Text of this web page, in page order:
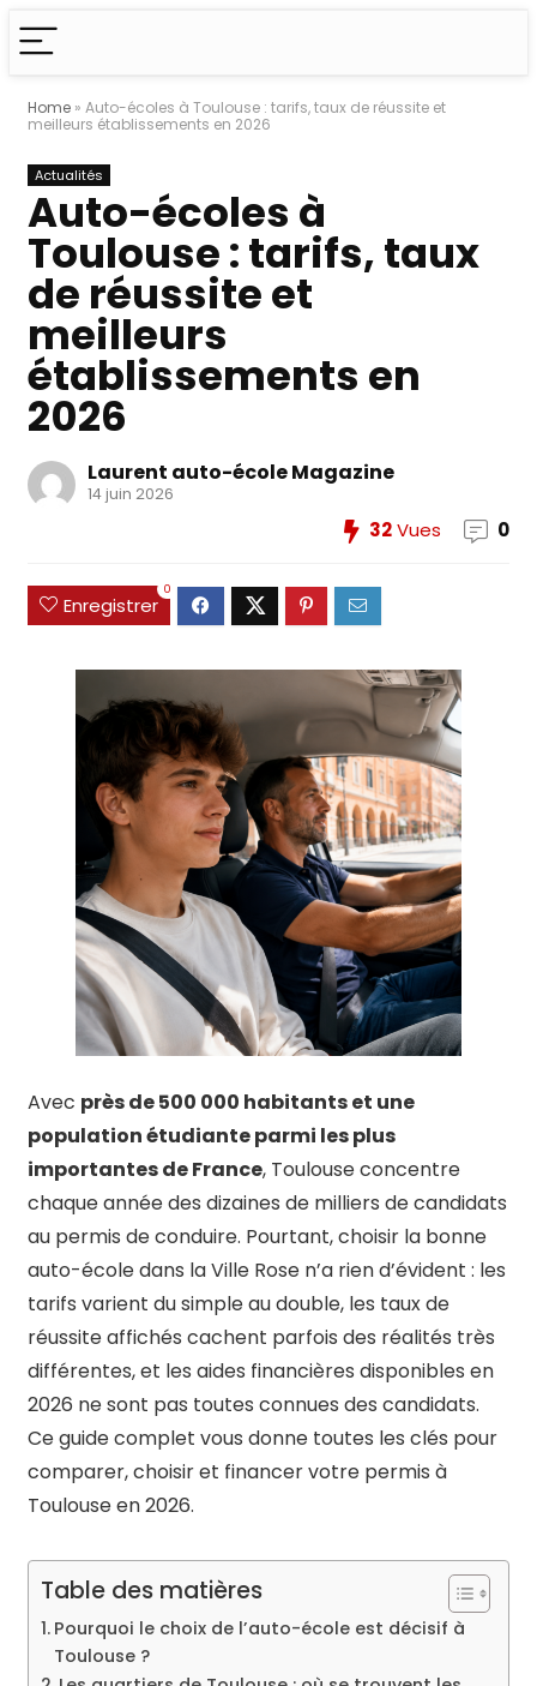
Home » Auto-écoles à Toulouse : tarifs, taux de réussite et
meilleurs établissements en 2026
Actualités
Auto-écoles à
Toulouse : tarifs, taux
de réussite et
meilleurs
établissements en
2026
Laurent auto-école Magazine
14 juin 2026
32Vues 0
Enregistrer
0
Avec près de 500 000 habitants et une
population étudiante parmi les plus
importantes de France, Toulouse concentre
chaque année des dizaines de milliers de candidats
au permis de conduire. Pourtant, choisir la bonne
auto-école dans la Ville Rose n’a rien d’évident : les
tarifs varient du simple au double, les taux de
réussite affichés cachent parfois des réalités très
différentes, et les aides financières disponibles en
2026 ne sont pas toutes connues des candidats.
Ce guide complet vous donne toutes les clés pour
comparer, choisir et financer votre permis à
Toulouse en 2026.
Table des matières
Pourquoi le choix de l’auto-école est décisif à
Toulouse ?